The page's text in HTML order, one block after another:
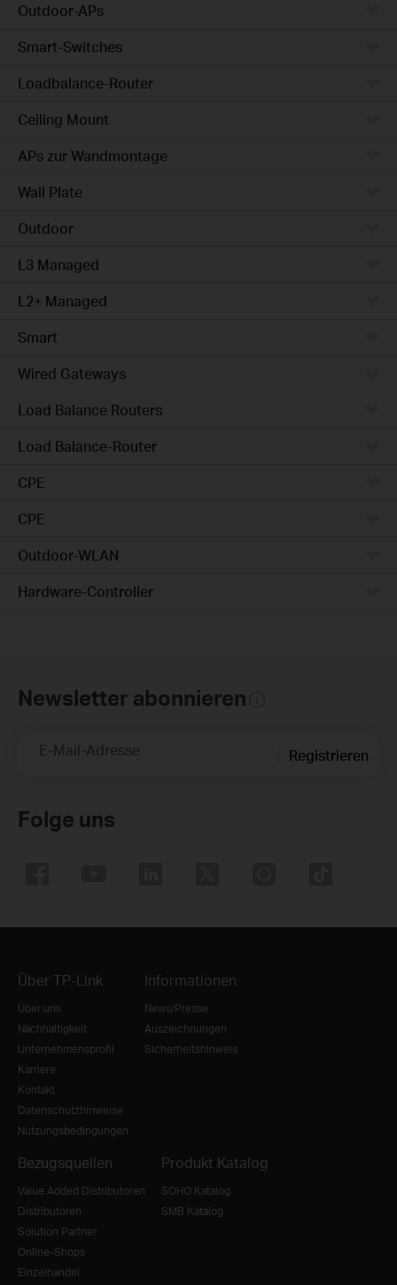
Outdoor-APs
Smart-Switches
Loadbalance-Router
Ceiling Mount
APs zur Wandmontage
Wall Plate
Outdoor
L3 Managed
L2+ Managed
Smart
Wired Gateways
Load Balance Routers
Load Balance-Router
CPE
CPE
Outdoor-WLAN
Hardware-Controller
Newsletter abonnieren
E-Mail-Adresse Registrieren
Folge uns
Über TP-Link
Über uns
Nachhaltigkeit
Unternehmensprofil
Karriere
Kontakt
Datenschutzhinweise
Nutzungsbedingungen
Informationen
News/Presse
Auszeichnungen
Sicherheitshinweis
Bezugsquellen
Value Added Distributoren
Distributoren
Solution Partner
Online-Shops
Einzelhandel
Produkt Katalog
SOHO Katalog
SMB Katalog